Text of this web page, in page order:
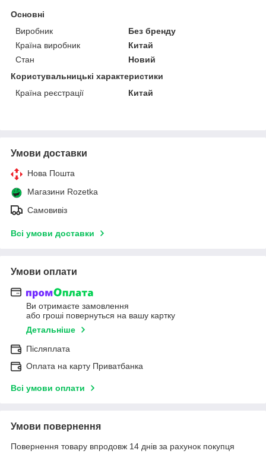
Основні
Виробник
Без бренду
Країна виробник
Китай
Стан
Новий
Користувальницькі характеристики
Країна реєстрації
Китай
Умови доставки
Нова Пошта
Магазини Rozetka
Самовивіз
Всі умови доставки
Умови оплати
Ви отримаєте замовлення
або гроші повернуться на вашу картку
Детальніше
Післяплата
Оплата на карту Приватбанка
Всі умови оплати
Умови повернення
Повернення товару впродовж 14 днів за рахунок покупця